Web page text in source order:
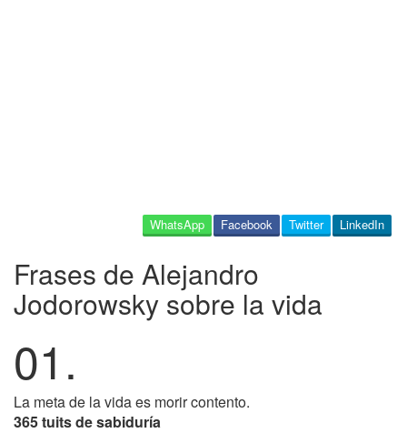
LinkedIn
Twitter
Facebook
WhatsApp
Frases de Alejandro
Jodorowsky sobre la vida
01.
La meta de la vida es morir contento.
365 tuits de sabiduría